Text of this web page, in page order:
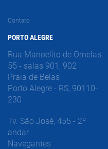
Contato
PORTO ALEGRE
Rua Manoelito de Ornelas,
55 - salas 901, 902
Praia de Belas
Porto Alegre - RS, 90110-
230
Tv. São José, 455 - 2º
andar
Navegantes